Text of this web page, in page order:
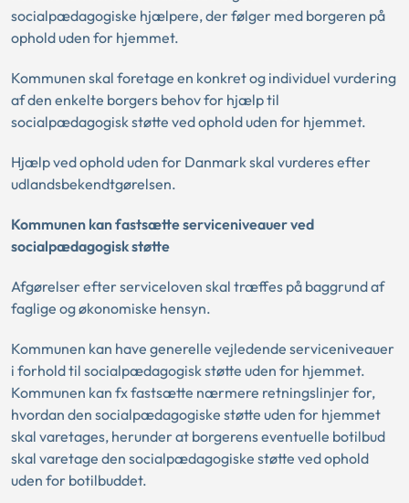
socialpædagogiske hjælpere, der følger med borgeren på
ophold uden for hjemmet.
Kommunen skal foretage en konkret og individuel vurdering
af den enkelte borgers behov for hjælp til
socialpædagogisk støtte ved ophold uden for hjemmet.
Hjælp ved ophold uden for Danmark skal vurderes efter
udlandsbekendtgørelsen.
Kommunen kan fastsætte serviceniveauer ved
socialpædagogisk støtte
Afgørelser efter serviceloven skal træffes på baggrund af
faglige og økonomiske hensyn.
Kommunen kan have generelle vejledende serviceniveauer
i forhold til socialpædagogisk støtte uden for hjemmet.
Kommunen kan fx fastsætte nærmere retningslinjer for,
hvordan den socialpædagogiske støtte uden for hjemmet
skal varetages, herunder at borgerens eventuelle botilbud
skal varetage den socialpædagogiske støtte ved ophold
uden for botilbuddet.